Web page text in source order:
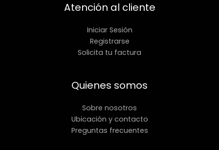
Atención al cliente
Iniciar Sesión
Registrarse
Solicita tu factura
Quienes somos
Sobre nosotros
Ubicación y contacto
Preguntas frecuentes